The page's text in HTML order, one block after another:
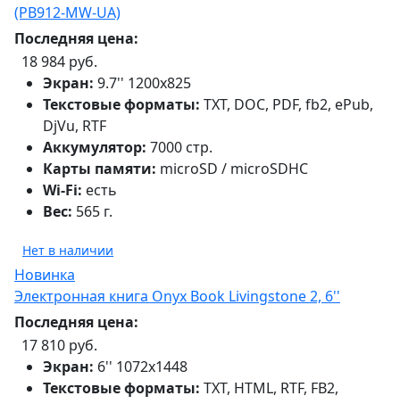
(PB912-MW-UA)
Последняя цена:
18 984 руб.
Экран: 9.7'' 1200x825
Текстовые форматы: TXT, DOC, PDF, fb2, ePub,
DjVu, RTF
Аккумулятор: 7000 стр.
Карты памяти: microSD / microSDHC
Wi-Fi: есть
Вес: 565 г.
Нет в наличии
Новинка
Электронная книга Onyx Book Livingstone 2, 6''
Последняя цена:
17 810 руб.
Экран: 6'' 1072x1448
Текстовые форматы: TXT, HTML, RTF, FB2,